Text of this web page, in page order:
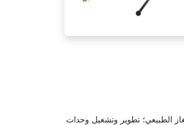
الطبيعي؛ تطوير وتشغيل وحدات